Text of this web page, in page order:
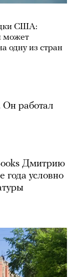
США:
может
одну из стран
работал
Дмитрию
года условно